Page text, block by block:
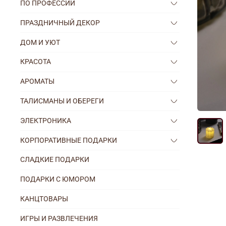
ПО ПРОФЕССИИ
ПРАЗДНИЧНЫЙ ДЕКОР
ДОМ И УЮТ
КРАСОТА
АРОМАТЫ
ТАЛИСМАНЫ И ОБЕРЕГИ
ЭЛЕКТРОНИКА
КОРПОРАТИВНЫЕ ПОДАРКИ
СЛАДКИЕ ПОДАРКИ
ПОДАРКИ С ЮМОРОМ
КАНЦТОВАРЫ
ИГРЫ И РАЗВЛЕЧЕНИЯ